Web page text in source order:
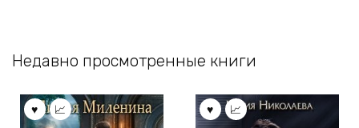
Недавно просмотренные книги